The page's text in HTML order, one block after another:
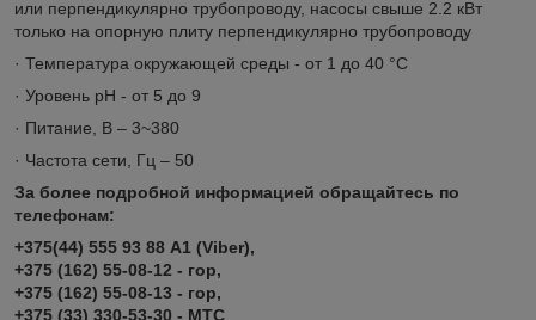
или перпендикулярно трубопроводу, насосы свыше 2.2 кВт
только на опорную плиту перпендикулярно трубопроводу
· Температура окружающей среды - от 1 до 40 °C
· Уровень pH - от 5 до 9
· Питание, В – 3~380
· Частота сети, Гц – 50
За более подробной информацией обращайтесь по
телефонам:
+375(44) 555 93 88 А1 (Viber),
+375 (162) 55-08-12 - гор,
+375 (162) 55-08-13 - гор,
+375 (33) 330-53-30 - МТС